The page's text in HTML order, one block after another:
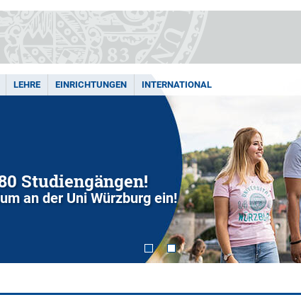
LEHRE EINRICHTUNGEN INTERNATIONAL
Studiengängen!
an der Uni Würzburg ein!